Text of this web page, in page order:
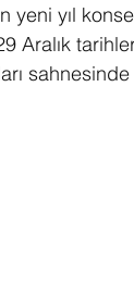
Pazar Araştırması
yeni yıl
Aralık
sahnesinde